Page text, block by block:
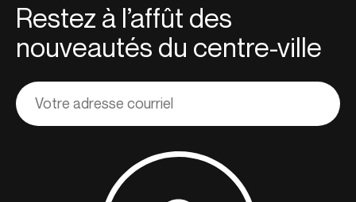
Restez à l’affût des
nouveautés du centre-ville
Adresse
courriel